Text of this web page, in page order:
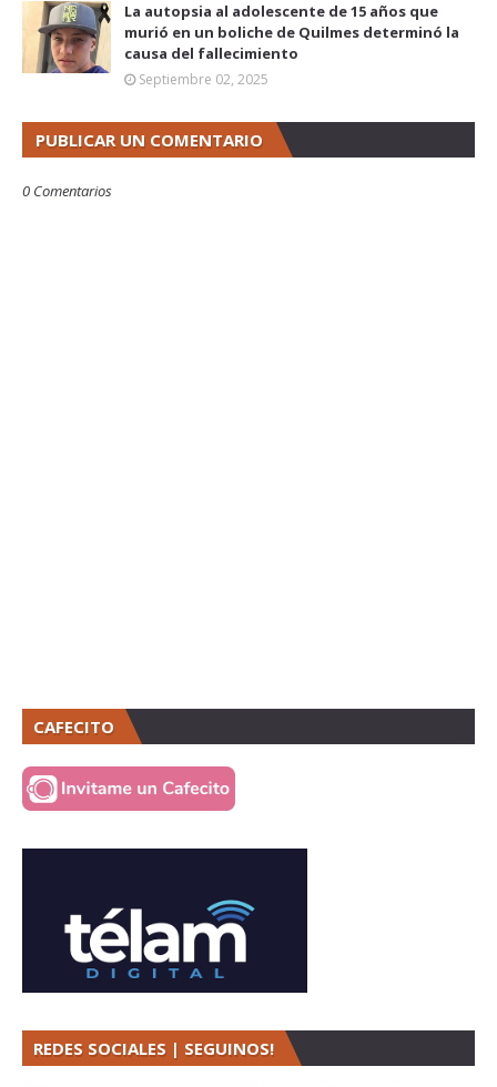
La autopsia al adolescente de 15 años que
murió en un boliche de Quilmes determinó la
causa del fallecimiento
Septiembre 02, 2025
PUBLICAR UN COMENTARIO
0 Comentarios
CAFECITO
REDES SOCIALES | SEGUINOS!